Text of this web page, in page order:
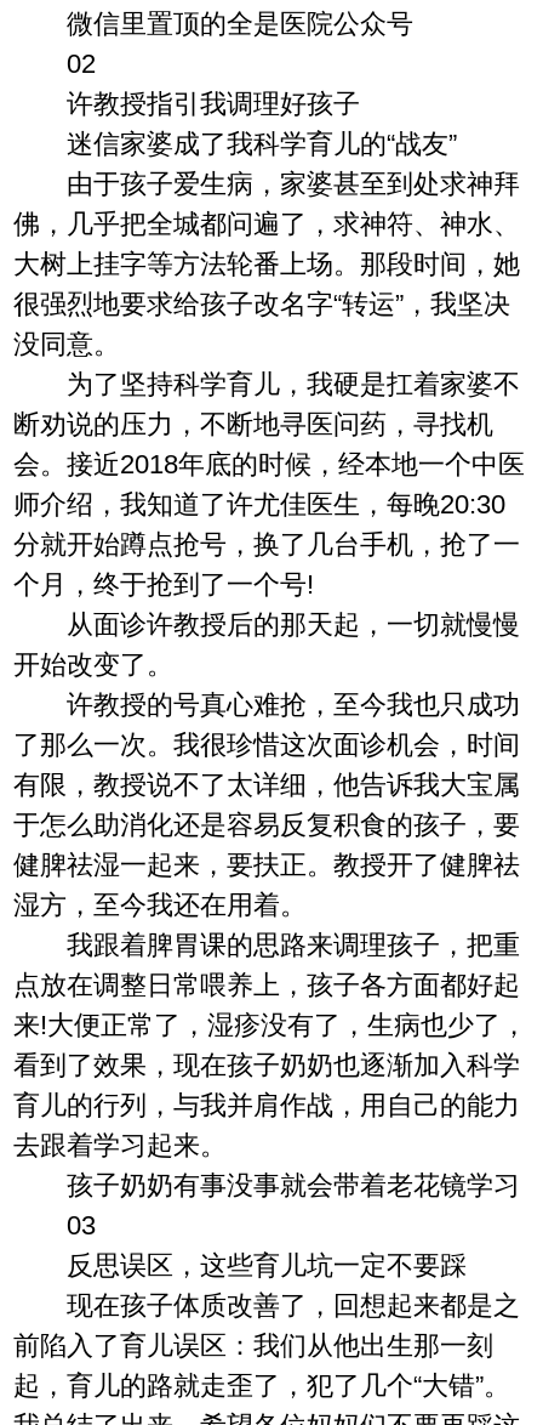
微信里置顶的全是医院公众号
02
许教授指引我调理好孩子
迷信家婆成了我科学育儿的“战友”
由于孩子爱生病，家婆甚至到处求神拜
佛，几乎把全城都问遍了，求神符、神水、
大树上挂字等方法轮番上场。那段时间，她
很强烈地要求给孩子改名字“转运”，我坚决
没同意。
为了坚持科学育儿，我硬是扛着家婆不
断劝说的压力，不断地寻医问药，寻找机
会。接近2018年底的时候，经本地一个中医
师介绍，我知道了许尤佳医生，每晚20:30
分就开始蹲点抢号，换了几台手机，抢了一
个月，终于抢到了一个号!
从面诊许教授后的那天起，一切就慢慢
开始改变了。
许教授的号真心难抢，至今我也只成功
了那么一次。我很珍惜这次面诊机会，时间
有限，教授说不了太详细，他告诉我大宝属
于怎么助消化还是容易反复积食的孩子，要
健脾祛湿一起来，要扶正。教授开了健脾祛
湿方，至今我还在用着。
我跟着脾胃课的思路来调理孩子，把重
点放在调整日常喂养上，孩子各方面都好起
来!大便正常了，湿疹没有了，生病也少了，
看到了效果，现在孩子奶奶也逐渐加入科学
育儿的行列，与我并肩作战，用自己的能力
去跟着学习起来。
孩子奶奶有事没事就会带着老花镜学习
03
反思误区，这些育儿坑一定不要踩
现在孩子体质改善了，回想起来都是之
前陷入了育儿误区：我们从他出生那一刻
起，育儿的路就走歪了，犯了几个“大错”。